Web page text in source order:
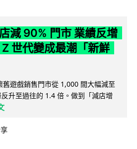
減 90% 門市 業績反增
世代變成最潮「新鮮
舊遊戲銷售門市從 1,000 間大幅減至
升至過往的 1.4 倍。做到「減店增